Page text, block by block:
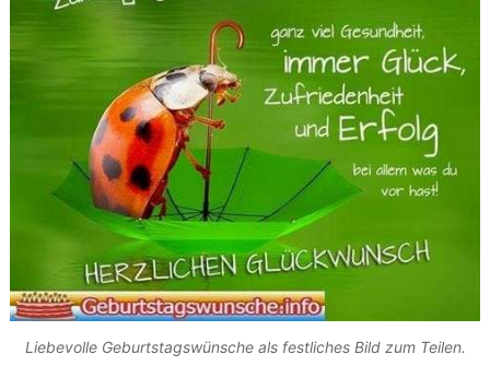
Liebevolle Geburtstagswünsche als festliches Bild zum Teilen.